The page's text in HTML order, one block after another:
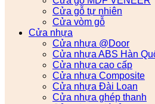
Cửa gỗ tự nhiên
Cửa vòm gỗ
Cửa nhựa
Cửa nhựa @Door
Cửa nhựa ABS Hàn
Cửa nhựa cao cấp
Cửa nhựa Composite
Cửa nhựa Đài Loan
Cửa nhựa ghép thanh